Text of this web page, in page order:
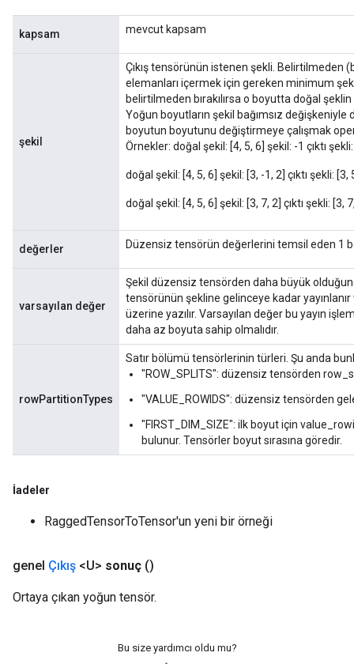
kapsam mevcut kapsam
şekil
Çıkış tensörünün istenen şekli. Belirtilmeden
elemanları içermek için gereken minimum
belirtilmeden bırakılırsa o boyutta doğal şeklin
Yoğun boyutların şekil bağımsız
boyutun boyutunu değiştirmeye çalışmak
Örnekler: doğal şekil: [4, 5, 6] şekil: -1 çıktı
doğal şekil: [4, 5, 6] şekil: [3, -1, 2] çıktı şekli: [3,
doğal şekil: [4, 5, 6] şekil: [3, 7, 2] çıktı şekli: [3,
değerler Düzensiz tensörün değerlerini temsil eden 1
varsayılan değer
Şekil düzensiz tensörden daha büyük
tensörünün şekline gelinceye kadar
üzerine yazılır. Varsayılan değer bu yayın
daha az boyuta sahip olmalıdır.
rowPartitionTypes
Satır bölümü tensörlerinin türleri. Şu anda
"ROW_SPLITS": düzensiz tensörden
"VALUE_ROWIDS": düzensiz tensörden
"FIRST_DIM_SIZE": ilk boyut için
bulunur. Tensörler boyut sırasına göredir.
İadeler
RaggedTensorToTensor'un yeni bir örneği
genel Çıkış <U> sonuç ()
Ortaya çıkan yoğun tensör.
Bu size yardımcı oldu mu?